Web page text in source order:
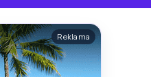
Reklama